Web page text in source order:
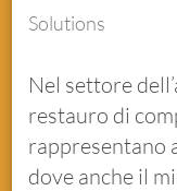
Solutions
Nel settore
restauro di
rappresentano
dove anche il